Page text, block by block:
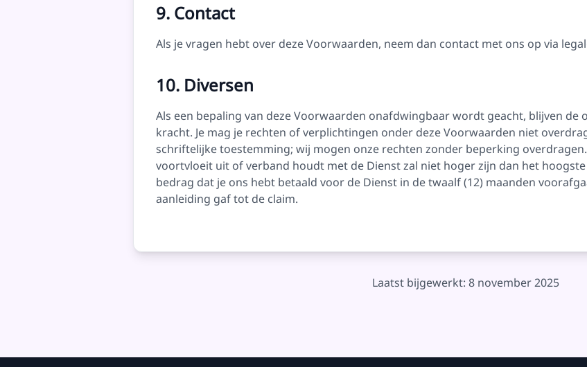
9. Contact
Als je vragen hebt over deze Voorwaarden, neem dan contact met ons op via
10. Diversen
Als een bepaling van deze Voorwaarden onafdwingbaar wordt geacht, blijven de
kracht. Je mag je rechten of verplichtingen onder deze Voorwaarden niet
schriftelijke toestemming; wij mogen onze rechten zonder beperking
voortvloeit uit of verband houdt met de Dienst zal niet hoger zijn dan het hoogste
bedrag dat je ons hebt betaald voor de Dienst in de twaalf (12) maanden
aanleiding gaf tot de claim.
Laatst bijgewerkt: 8 november 2025